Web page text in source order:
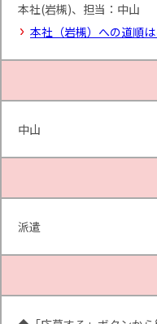
本社(岩槻)、担当：中山
本社（岩槻）への道順
中山
派遣